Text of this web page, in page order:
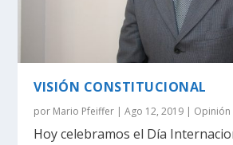
VISIÓN CONSTITUCIONAL
por Mario Pfeiffer |Ago 12, 2019 | Opinión
Hoy celebramos el Día